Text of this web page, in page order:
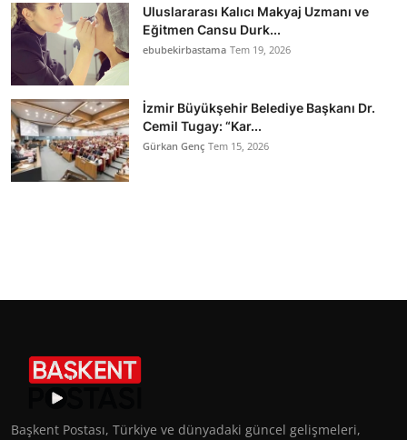
Uluslararası Kalıcı Makyaj Uzmanı ve
Eğitmen Cansu Durk...
ebubekirbastama Tem 19, 2026
İzmir Büyükşehir Belediye Başkanı Dr.
Cemil Tugay: “Kar...
Gürkan Genç Tem 15, 2026
Başkent Postası, Türkiye ve dünyadaki güncel gelişmeleri,